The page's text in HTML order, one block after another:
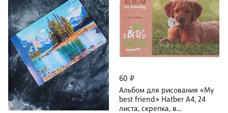
60 ₽
Альбом для рисования «My
best friend» Hatber А4, 24
листа, скрепка, в